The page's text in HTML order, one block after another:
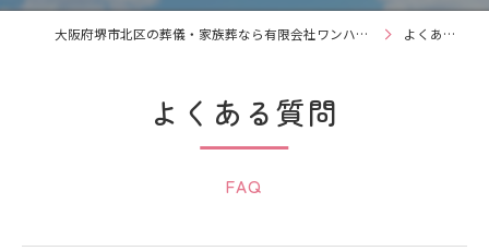
大阪府堺市北区の葬儀・家族葬なら有限会社ワンハートセレモニー よくある質問
よくある質問
FAQ